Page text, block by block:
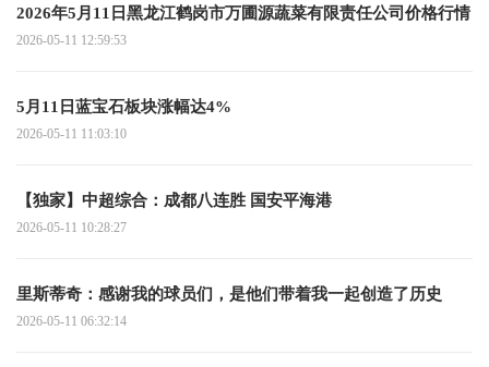
2026年5月11日黑龙江鹤岗市万圃源蔬菜有限责任公司价格行情
2026-05-11 12:59:53
5月11日蓝宝石板块涨幅达4%
2026-05-11 11:03:10
【独家】中超综合：成都八连胜 国安平海港
2026-05-11 10:28:27
里斯蒂奇：感谢我的球员们，是他们带着我一起创造了历史
2026-05-11 06:32:14